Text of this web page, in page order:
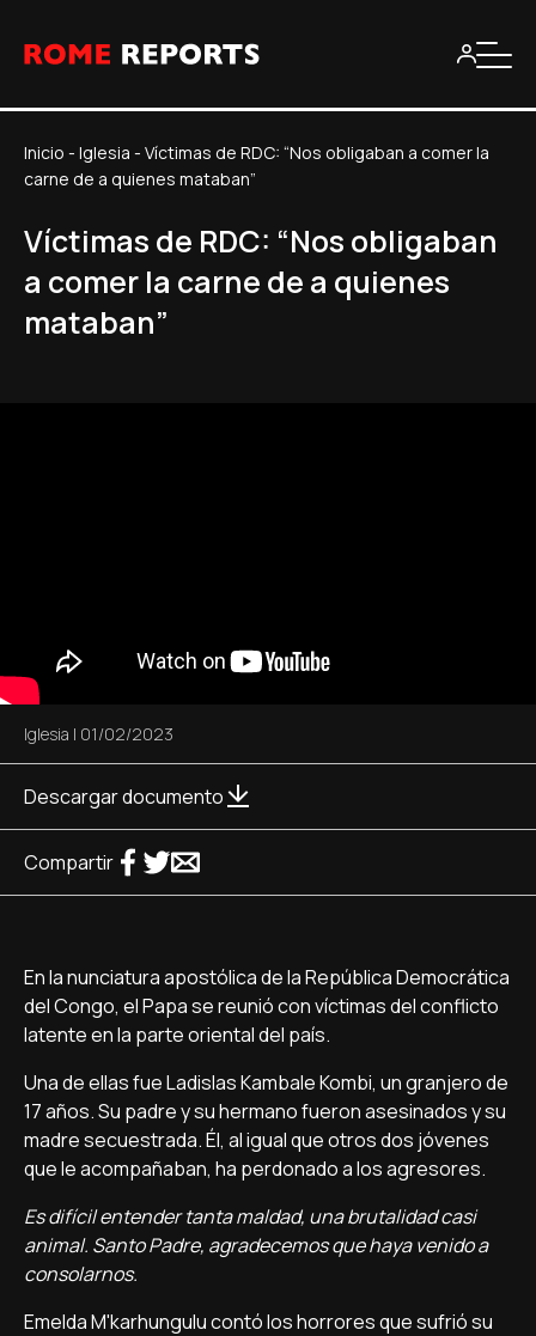
Inicio - Iglesia - Víctimas de RDC: “Nos obligaban a comer la
carne de a quienes mataban”
Víctimas de RDC: “Nos obligaban
a comer la carne de a quienes
mataban”
Iglesia | 01/02/2023
Descargar documento
Compartir
En la nunciatura apostólica de la República Democrática
del Congo, el Papa se reunió con víctimas del conflicto
latente en la parte oriental del país.
Una de ellas fue Ladislas Kambale Kombi, un granjero de
17 años. Su padre y su hermano fueron asesinados y su
madre secuestrada. Él, al igual que otros dos jóvenes
que le acompañaban, ha perdonado a los agresores.
Es difícil entender tanta maldad, una brutalidad casi
animal. Santo Padre, agradecemos que haya venido a
consolarnos.
Emelda M'karhungulu contó los horrores que sufrió su